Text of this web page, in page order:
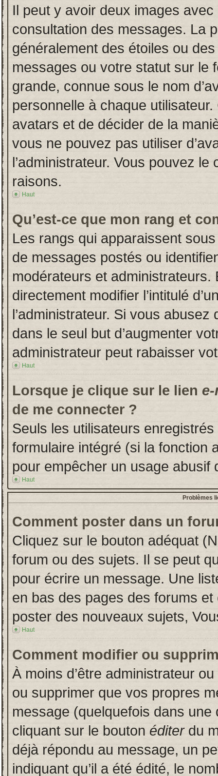
Il peut y avoir deux images
consultation des messages. La
généralement des étoiles ou
messages ou votre statut sur le
grande, connue sous le nom
personnelle à chaque utilisateur.
avatars et de décider de la
vous ne pouvez pas utiliser
l’administrateur. Vous pouvez
raisons.
Haut
Qu’est-ce que mon rang et
Les rangs qui apparaissent
de messages postés ou
modérateurs et
directement modifier l’intitulé
l’administrateur. Si vous
dans le seul but d’augmenter
administrateur peut rabaisser
Haut
Lorsque je clique sur le lien
de me connecter ?
Seuls les utilisateurs
formulaire intégré (si la fonction
pour empêcher un usage abusif
Haut
Problèmes
Comment poster dans un
Cliquez sur le bouton adéquat
forum ou des sujets. Il se peut
pour écrire un message. Une
en bas des pages des forums
poster des nouveaux sujets,
Haut
Comment modifier ou
À moins d’être administrateur
ou supprimer que vos propres
message (quelquefois dans
cliquant sur le bouton éditerdu
déjà répondu au message, un
indiquant qu’il a été édité, le